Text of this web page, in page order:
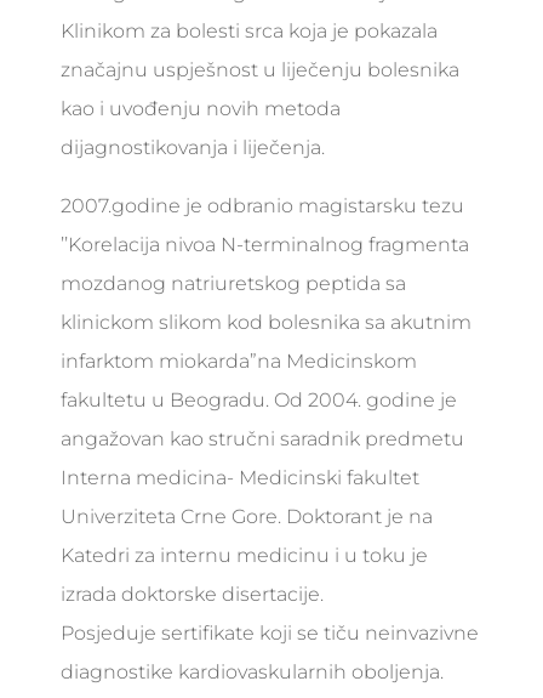
Klinikom za bolesti srca koja je pokazala
značajnu uspješnost u liječenju bolesnika
kao i uvođenju novih metoda
dijagnostikovanja i liječenja.
2007.godine je odbranio magistarsku tezu
’’Korelacija nivoa N-terminalnog fragmenta
mozdanog natriuretskog peptida sa
klinickom slikom kod bolesnika sa akutnim
infarktom miokarda”na Medicinskom
fakultetu u Beogradu. Od 2004. godine je
angažovan kao stručni saradnik predmetu
Interna medicina- Medicinski fakultet
Univerziteta Crne Gore. Doktorant je na
Katedri za internu medicinu i u toku je
izrada doktorske disertacije.
Posjeduje sertifikate koji se tiču neinvazivne
diagnostike kardiovaskularnih oboljenja.